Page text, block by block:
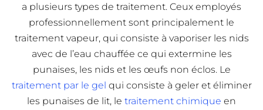
a plusieurs types de traitement. Ceux employés
professionnellement sont principalement le
traitement vapeur, qui consiste à vaporiser les nids
avec de l’eau chauffée ce qui extermine les
punaises, les nids et les œufs non éclos. Le
traitement par le gel qui consiste à geler et éliminer
les punaises de lit, le traitement chimique en